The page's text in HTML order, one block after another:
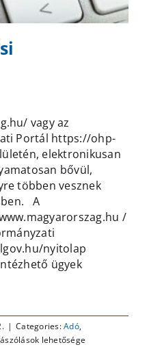
vagy az
Portál https://ohp-
elektronikusan
bővül,
többen vesznek
A
/
nyitolap
ügyek
| Categories:Adó,
lehetősége